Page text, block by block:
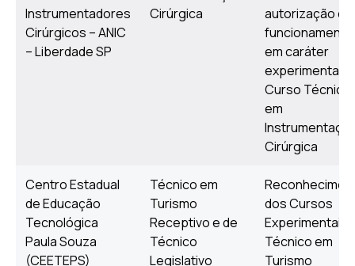
Instrumentadores
Cirúrgicos – ANIC
– Liberdade SP
Cirúrgica
autorização de
em caráter
experimental,
Curso Técnico
em
Cirúrgica
Centro Estadual
de Educação
Tecnológica
Paula Souza
(CEETEPS)
Técnico em
Turismo
Receptivo e de
Técnico
Legislativo
dos Cursos
Experimentais
Técnico em
Turismo